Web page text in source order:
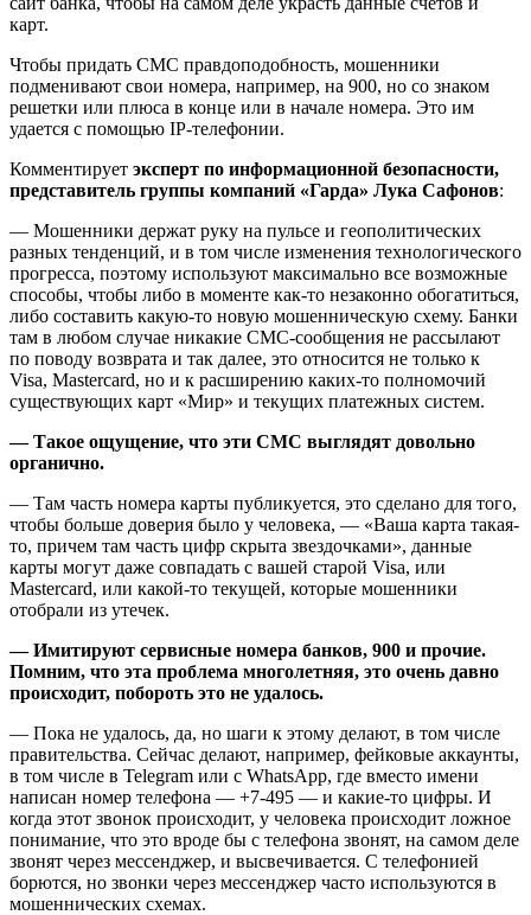
карт.
Чтобы придать СМС правдоподобность, мошенники
подменивают свои номера, например, на 900, но со знаком
решетки или плюса в конце или в начале номера. Это им
удается с помощью IP-телефонии.
Комментирует эксперт по информационной безопасности,
представитель группы компаний «Гарда» Лука Сафонов:
— Мошенники держат руку на пульсе и геополитических
разных тенденций, и в том числе изменения технологического
прогресса, поэтому используют максимально все возможные
способы, чтобы либо в моменте как-то незаконно обогатиться,
либо составить какую-то новую мошенническую схему. Банки
там в любом случае никакие СМС-сообщения не рассылают
по поводу возврата и так далее, это относится не только к
Visa, Mastercard, но и к расширению каких-то полномочий
существующих карт «Мир» и текущих платежных систем.
— Такое ощущение, что эти СМС выглядят довольно
органично.
— Там часть номера карты публикуется, это сделано для того,
чтобы больше доверия было у человека, — «Ваша карта такая-
то, причем там часть цифр скрыта звездочками», данные
карты могут даже совпадать с вашей старой Visa, или
Mastercard, или какой-то текущей, которые мошенники
отобрали из утечек.
— Имитируют сервисные номера банков, 900 и прочие.
Помним, что эта проблема многолетняя, это очень давно
происходит, побороть это не удалось.
— Пока не удалось, да, но шаги к этому делают, в том числе
правительства. Сейчас делают, например, фейковые аккаунты,
в том числе в Telegram или с WhatsApp, где вместо имени
написан номер телефона — +7-495 — и какие-то цифры. И
когда этот звонок происходит, у человека происходит ложное
понимание, что это вроде бы с телефона звонят, на самом деле
звонят через мессенджер, и высвечивается. С телефонией
борются, но звонки через мессенджер часто используются в
мошеннических схемах.